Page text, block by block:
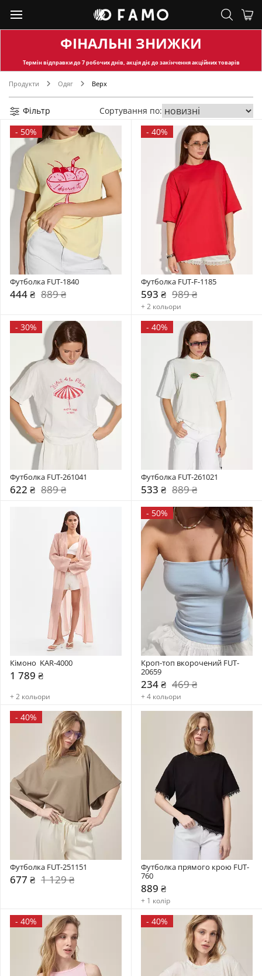
ФІНАЛЬНІ ЗНИЖКИ
Термін відправкидо 7 робочих днів, акція діє до закінчення акційних товарів
Продукти Одяг Верх
Фільтр
Сортування по:
- 50%
Футболка FUT-1840
444 ₴ 889 ₴
- 40%
Футболка FUT-F-1185
593 ₴ 989 ₴
+ 2 кольори
- 30%
Футболка FUT-261041
622 ₴ 889 ₴
- 40%
Футболка FUT-261021
533 ₴ 889 ₴
Кімоно  KAR-4000
1 789 ₴
+ 2 кольори
- 50%
Кроп-топ вкорочений FUT-
20659
234 ₴ 469 ₴
+ 4 кольори
- 40%
Футболка FUT-251151
677 ₴ 1 129 ₴
Футболка прямого крою FUT-
760
889 ₴
+ 1 колір
- 40% - 40%